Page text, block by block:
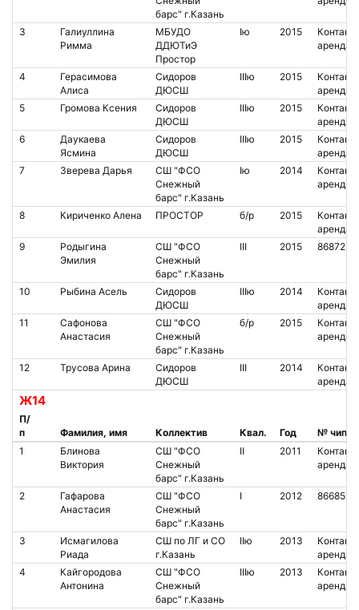
барс" г.Казань
3
Галиуллина
Римма
МБУДО
ДДЮТиЭ
Простор
Iю 2015
Контакт.
аренда
4
Герасимова
Алиса
Сидоров
ДЮСШ
IIIю 2015
Контакт.
аренда
5
Громова Ксения
Сидоров
ДЮСШ
IIIю 2015
Контакт.
аренда
6
Даукаева
Ясмина
Сидоров
ДЮСШ
IIIю 2015
Контакт.
аренда
7
Зверева Дарья
СШ "ФСО
Снежный
барс" г.Казань
Iю 2014
Контакт.
аренда
8 Кириченко Алена ПРОСТОР б/р 2015
Контакт.
аренда
9
Родыгина
Эмилия
СШ "ФСО
Снежный
барс" г.Казань
III 2015 8687222
10 Рыбина Асель
Сидоров
ДЮСШ
IIIю 2014
Контакт.
аренда
11
Сафонова
Анастасия
СШ "ФСО
Снежный
барс" г.Казань
б/р 2015
Контакт.
аренда
12 Трусова Арина
Сидоров
ДЮСШ
III 2014
Контакт.
аренда
Ж14
П/
п
Фамилия, имя Коллектив Квал. Год
№ чипа
1
Блинова
Виктория
СШ "ФСО
Снежный
барс" г.Казань
II 2011
Контакт.
аренда
2
Гафарова
Анастасия
СШ "ФСО
Снежный
барс" г.Казань
I 2012 8668552
3
Исмагилова
Риада
СШ по ЛГ и СО
г.Казань
IIю 2013
Контакт.
аренда
4
Кайгородова
Антонина
СШ "ФСО
Снежный
барс" г.Казань
IIIю 2013
Контакт.
аренда